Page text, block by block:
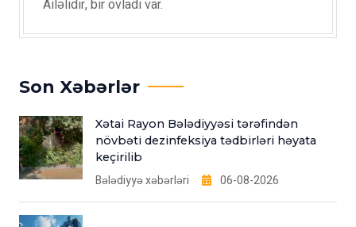
Ailəlidir, bir övladı var.
Son Xəbərlər
Xətai Rayon Bələdiyyəsi tərəfindən
növbəti dezinfeksiya tədbirləri həyata
keçirilib
Bələdiyyə xəbərləri 06-08-2026